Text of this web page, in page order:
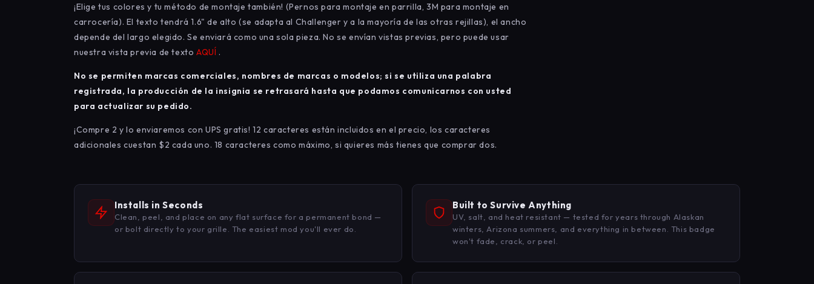
¡Elige tus colores y tu método de montaje también! (Pernos para montaje en parrilla, 3M para montaje en
carrocería). El texto tendrá 1.6" de alto (se adapta al Challenger y a la mayoría de las otras rejillas), el ancho
depende del largo elegido. Se enviará como una sola pieza. No se envían vistas previas, pero puede usar
nuestra vista previa de textoAQUÍ .
No se permiten marcas comerciales, nombres de marcas o modelos; si se utiliza una palabra
registrada, la producción de la insignia se retrasará hasta que podamos comunicarnos con usted
para actualizar su pedido.
¡Compre 2 y lo enviaremos con UPS gratis! 12 caracteres están incluidos en el precio, los caracteres
adicionales cuestan $2 cada uno. 18 caracteres como máximo, si quieres más tienes que comprar dos.
Installs in Seconds
Clean, peel, and place on any flat surface for a permanent bond —
or bolt directly to your grille. The easiest mod you'll ever do.
Built to Survive Anything
UV, salt, and heat resistant — tested for years through Alaskan
winters, Arizona summers, and everything in between. This badge
won't fade, crack, or peel.